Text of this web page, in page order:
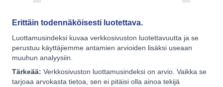
Erittäin todennäköisesti luotettava.
Luottamusindeksi kuvaa verkkosivuston luotettavuutta ja se
perustuu käyttäjiemme antamien arvioiden lisäksi useaan
muuhun analyysiin.
Tärkeää: Verkkosivuston luottamusindeksi on arvio. Vaikka se
tarjoaa arvokasta tietoa, sen ei pitäisi olla ainoa tekijä